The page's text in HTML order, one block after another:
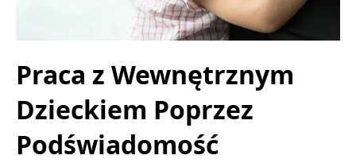
Praca z Wewnętrznym
Dzieckiem Poprzez
Podświadomość